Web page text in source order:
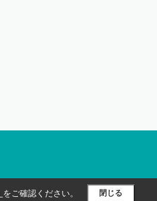
をご確認ください。 閉じる